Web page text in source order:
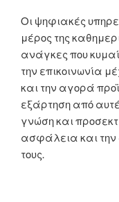
Οι ψηφιακές
μέρος της
ανάγκες που
την επικοινωνία
και την αγορά
εξάρτηση από
γνώση και
ασφάλεια και την
τους.